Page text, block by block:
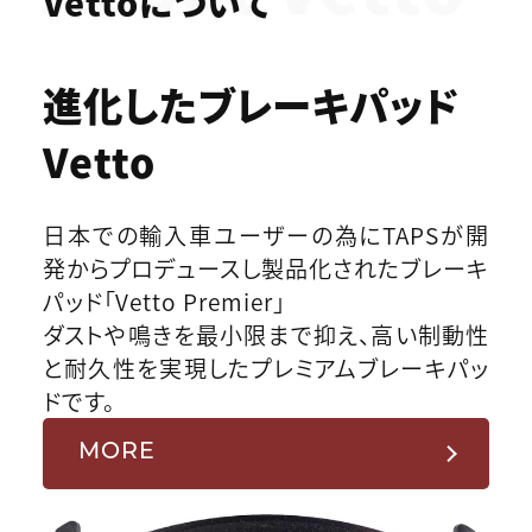
進化したブレーキパッド
Vetto
日本での輸入車ユーザーの為にTAPSが開
発からプロデュースし製品化されたブレーキ
パッド「Vetto Premier」
ダストや鳴きを最小限まで抑え、高い制動性
と耐久性を実現したプレミアムブレーキパッ
ドです。
MORE